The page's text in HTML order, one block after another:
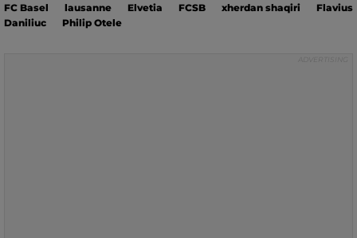
FC Basel lausanne Elvetia FCSB xherdan shaqiri
Flavius
Daniliuc
Philip Otele